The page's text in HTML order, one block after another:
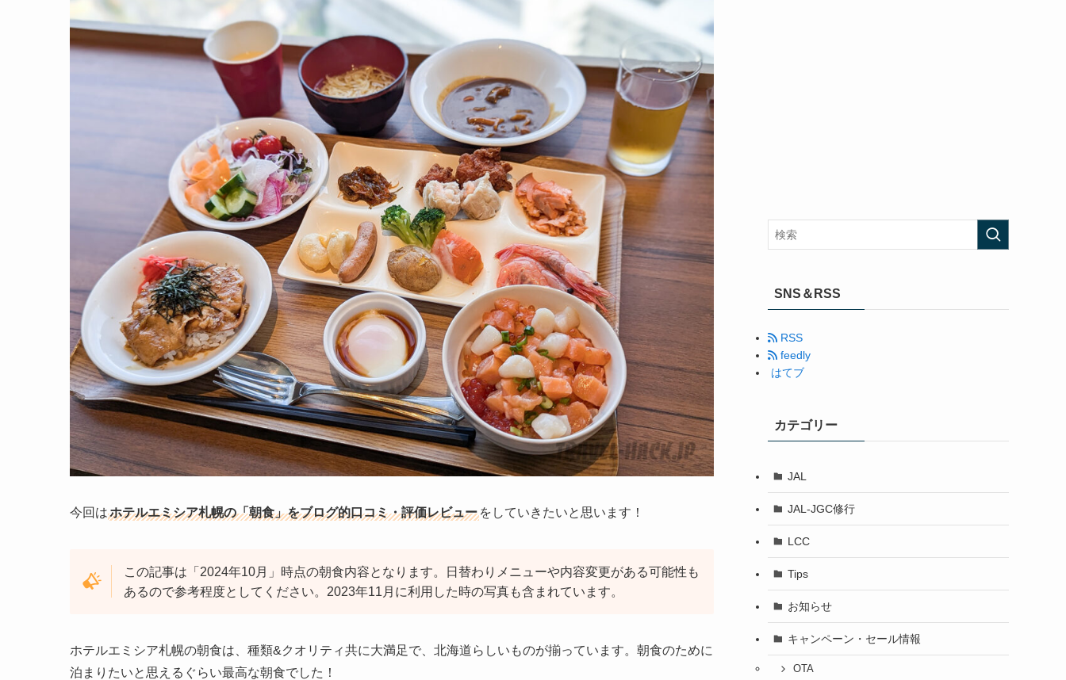
今回はホテルエミシア札幌の「朝食」をブログ的口コミ・評価レビュー をしていきたいと思います！
この記事は「2024年10月」時点の朝食内容となります。日替わりメニューや内容変更がある可能性も
あるので参考程度としてください。 2023年11月に利用した時の写真も含まれています。
ホテルエミシア札幌の朝食は、種類&クオリティ共に大満足で、北海道らしいものが揃っています。朝食のために
泊まりたいと思えるぐらい最高な朝食でした！
SNS＆RSS
RSS
feedly
はてブ
カテゴリー
JAL
JAL-JGC修行
LCC
Tips
お知らせ
キャンペーン・セール情報
OTA